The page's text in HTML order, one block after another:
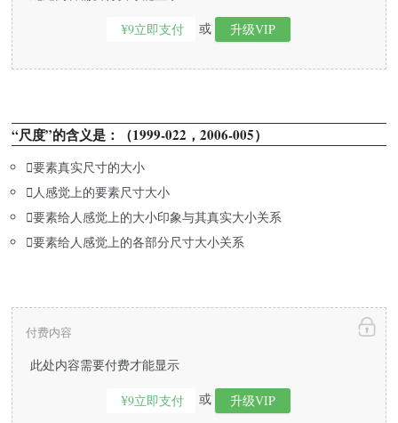
¥9立即支付 或 升级VIP
“尺度”的含义是：（1999-022，2006-005）
要素真实尺寸的大小
人感觉上的要素尺寸大小
要素给人感觉上的大小印象与其真实大小关系
要素给人感觉上的各部分尺寸大小关系
此处内容需要付费才能显示
¥9立即支付 或 升级VIP
付费内容